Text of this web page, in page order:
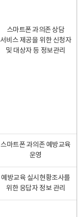
스마트폰 과의존 상담
서비스 제공을 위한 신청자
및 대상자 등 정보관리
스마트폰 과의존 예방교육
운영
예방교육 실시현황조사를
위한 응답자 정보 관리